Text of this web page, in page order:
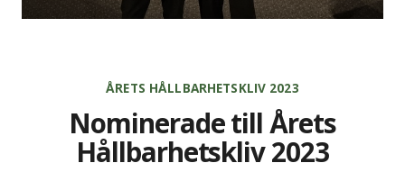
ÅRETS HÅLLBARHETSKLIV 2023
Nominerade till Årets
Hållbarhetskliv 2023